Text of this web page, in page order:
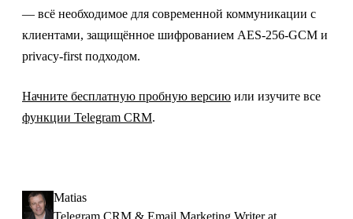
— всё необходимое для современной коммуникации с
клиентами, защищённое шифрованием AES-256-GCM и
privacy-first подходом.
Начните бесплатную пробную версию или изучите все
функции Telegram CRM.
Matias
Telegram CRM & Email Marketing Writer at